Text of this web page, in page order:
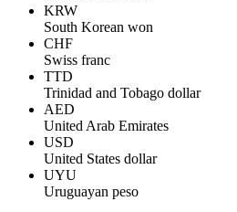
KRW
South Korean won
CHF
Swiss franc
TTD
Trinidad and Tobago dollar
AED
United Arab Emirates
USD
United States dollar
UYU
Uruguayan peso